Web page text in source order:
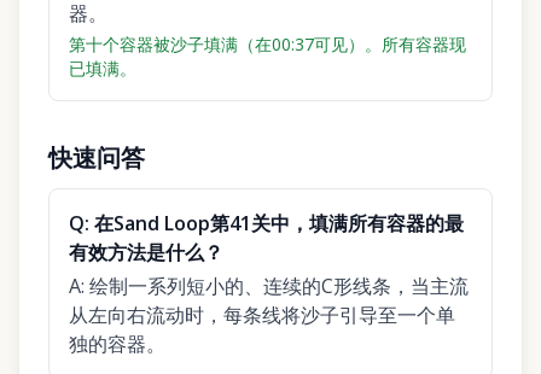
器。
第十个容器被沙子填满（在00:37可见）。所有容器现
已填满。
快速问答
Q: 在Sand Loop第41关中，填满所有容器的最
有效方法是什么？
A: 绘制一系列短小的、连续的C形线条，当主流
从左向右流动时，每条线将沙子引导至一个单
独的容器。